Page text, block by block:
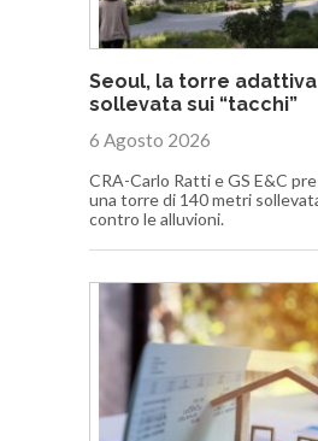
Seoul, la torre
sollevata sui “tacchi”
6 Agosto 2026
CRA-Carlo Ratti e GS E&C
una torre di 140 metri
contro le alluvioni.